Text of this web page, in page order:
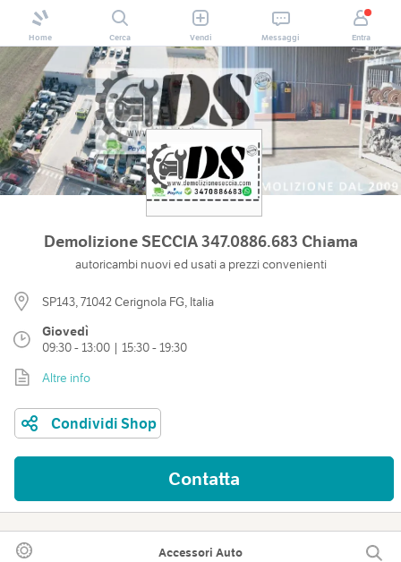
Home Cerca Vendi Messaggi Entra
Demolizione SECCIA 347.0886.683 Chiama
autoricambi nuovi ed usati a prezzi convenienti
SP143, 71042 Cerignola FG, Italia
Giovedì
09:30 - 13:00 | 15:30 - 19:30
Altre info
Condividi Shop
Contatta
Accessori Auto